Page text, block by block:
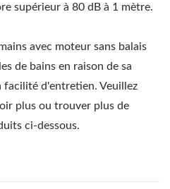
supérieur à 80 dB à 1 mètre.
avec moteur sans balais
de bains en raison de sa
facilité d'entretien. Veuillez
plus ou trouver plus de
ci-dessous.